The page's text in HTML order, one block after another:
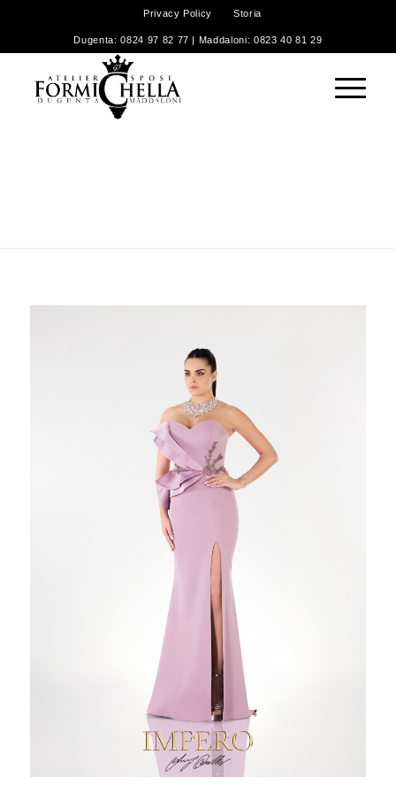
Privacy Policy Storia
Dugenta: 0824 97 82 77 | Maddaloni: 0823 40 81 29